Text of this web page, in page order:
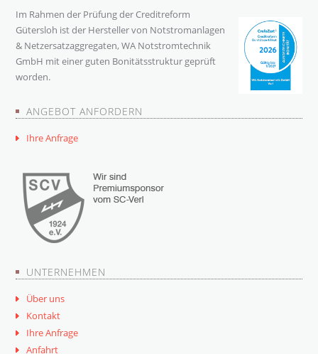
Im Rahmen der Prüfung der Creditreform
Gütersloh ist der Hersteller von Notstromanlagen
& Netzersatzaggregaten, WA Notstromtechnik
GmbH mit einer guten Bonitätsstruktur geprüft
worden.
ANGEBOT ANFORDERN
Ihre Anfrage
UNTERNEHMEN
Über uns
Kontakt
Ihre Anfrage
Anfahrt